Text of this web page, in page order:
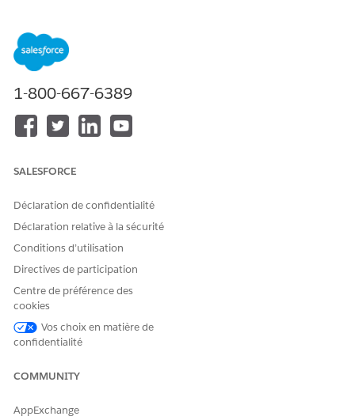
Dites-nous ce que nous pouvons améliorer !
1-800-667-6389
SALESFORCE
Déclaration de confidentialité
Déclaration relative à la sécurité
Conditions d’utilisation
Directives de participation
Centre de préférence des
cookies
Vos choix en matière de
confidentialité
COMMUNITY
AppExchange